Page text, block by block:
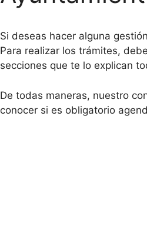
Si deseas hacer alguna
Para realizar los trámites,
secciones que te lo explican
De todas maneras, nuestro
conocer si es obligatorio